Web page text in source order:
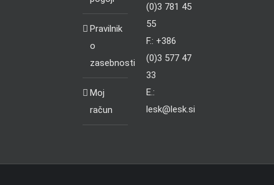
Pravilnik
o
zasebnosti
Moj
račun
(0)3 781 45
55
F.: +386
(0)3 577 47
33
E.:
lesk@lesk.si